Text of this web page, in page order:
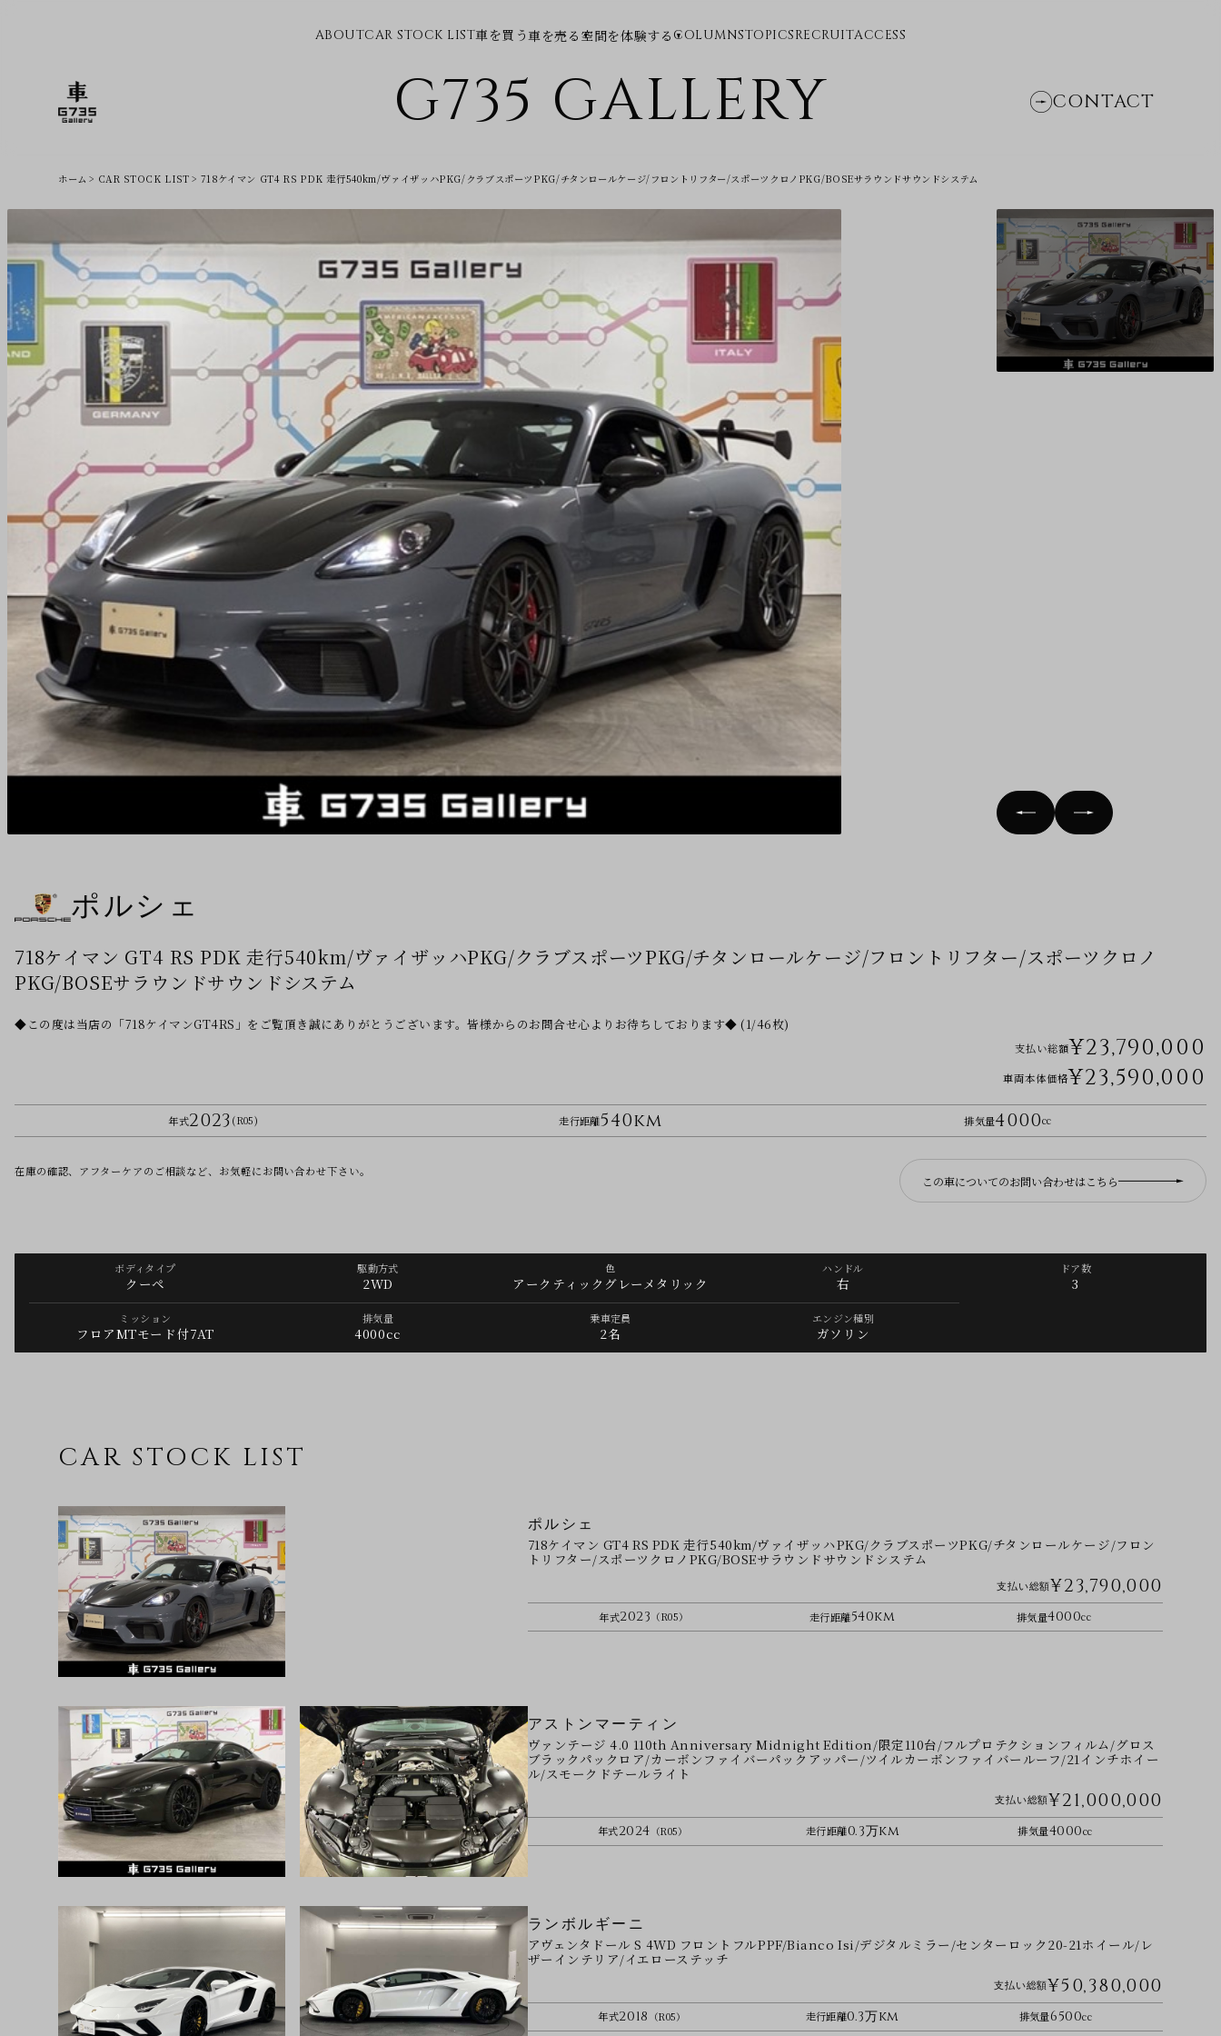
ABOUTCAR STOCK LIST車を買う車を売る 空間を体験する COLUMNSTOPICSRECRUITACCESS
G735 GALLERY CONTACT
ホーム CAR STOCK LIST 718ケイマン GT4 RS PDK 走行540km/ヴァイザッハPKG/クラブスポーツPKG/チタンロールケージ/フロントリフター/スポーツクロノPKG/BOSEサラウンドサウンドシステム
ポルシェ
718ケイマン GT4 RS PDK 走行540km/ヴァイザッハPKG/クラブスポーツPKG/チタンロールケージ/フロントリフター/スポーツクロノ
PKG/BOSEサラウンドサウンドシステム
◆この度は当店の「718ケイマンGT4RS」をご覧頂き誠にありがとうございます。皆様からのお問合せ心よりお待ちしております◆ (1/46枚)
支払い総額¥23,790,000
車両本体価格¥23,590,000
年式2023 (R05) 走行距離540km 排気量4000cc
在庫の確認、アフターケアのご相談など、お気軽にお問い合わせ下さい。
この車についてのお問い合わせはこちら
ボディタイプ
クーペ
駆動方式
2WD
色
アークティックグレーメタリック
ハンドル
右
ドア数
3
ミッション
フロアMTモード付7AT
排気量
4000cc
乗車定員
2名
エンジン種別
ガソリン
CAR STOCK LIST
ポルシェ
718ケイマン GT4 RS PDK 走行540km/ヴァイザッハPKG/クラブスポーツPKG/チタンロールケージ/フロン
トリフター/スポーツクロノPKG/BOSEサラウンドサウンドシステム
支払い総額¥23,790,000
年式2023 （R05） 走行距離540km 排気量4000cc
アストンマーティン
ヴァンテージ 4.0 110th Anniversary Midnight Edition/限定110台/フルプロテクションフィルム/グロス
ブラックパックロア/カーボンファイバーパックアッパー/ツイルカーボンファイバールーフ/21インチホイー
ル/スモークドテールライト
支払い総額¥21,000,000
年式2024 （R05） 走行距離0.3万km 排気量4000cc
ランボルギーニ
アヴェンタドール S 4WD フロントフルPPF/Bianco Isi/デジタルミラー/センターロック20-21ホイール/レ
ザーインテリア/イエローステッチ
支払い総額¥50,380,000
年式2018 （R05） 走行距離0.3万km 排気量6500cc